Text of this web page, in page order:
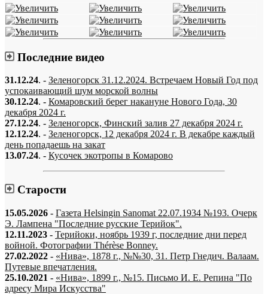
Последние видео
31.12.24. - Зеленогорск 31.12.2024. Встречаем Новый Год под
успокаивающий шум морской волны
30.12.24. - Комаровский берег накануне Нового Года, 30
декабря 2024 г.
27.12.24. - Зеленогорск, Финский залив 27 декабря 2024 г.
12.12.24. - Зеленогорск, 12 декабря 2024 г. В декабре каждый
день попадаешь на закат
13.07.24. - Кусочек экотропы в Комарово
Старости
15.05.2026 - Газета Helsingin Sanomat 22.07.1934 №193. Очерк
Э. Лампена "Последние русские Терийок".
12.11.2023 - Терийоки, ноябрь 1939 г, последние дни перед
войной. Фотографии Thérèse Bonney.
27.02.2022 - «Нива», 1878 г., №№30, 31. Петр Гнедич. Валаам.
Путевые впечатления.
25.10.2021 - «Нива», 1899 г., №15. Письмо И. Е. Репина "По
адресу Мира Искусства"